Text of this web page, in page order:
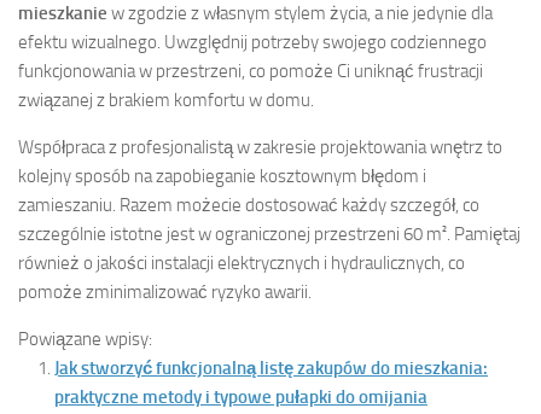
mieszkanie w zgodzie z własnym stylem życia, a nie jedynie dla
efektu wizualnego. Uwzględnij potrzeby swojego codziennego
funkcjonowania w przestrzeni, co pomoże Ci uniknąć frustracji
związanej z brakiem komfortu w domu.
Współpraca z profesjonalistą w zakresie projektowania wnętrz to
kolejny sposób na zapobieganie kosztownym błędom i
zamieszaniu. Razem możecie dostosować każdy szczegół, co
szczególnie istotne jest w ograniczonej przestrzeni 60 m². Pamiętaj
również o jakości instalacji elektrycznych i hydraulicznych, co
pomoże zminimalizować ryzyko awarii.
Powiązane wpisy:
Jak stworzyć funkcjonalną listę zakupów do mieszkania:
praktyczne metody i typowe pułapki do omijania